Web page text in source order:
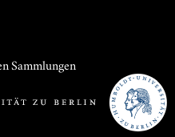
Sammlungen